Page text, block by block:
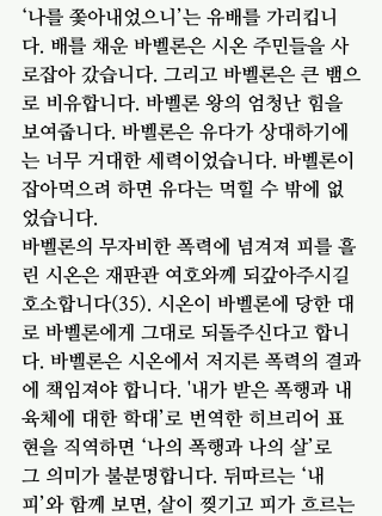
‘나를 쫓아내었으니’는 유배를 가리킵니
다. 배를 채운 바벨론은 시온 주민들을 사
로잡아 갔습니다. 그리고 바벨론은 큰 뱀으
로 비유합니다. 바벨론 왕의 엄청난 힘을
보여줍니다. 바벨론은 유다가 상대하기에
는 너무 거대한 세력이었습니다. 바벨론이
잡아먹으려 하면 유다는 먹힐 수 밖에 없
었습니다.
바벨론의 무자비한 폭력에 넘겨져 피를 흘
린 시온은 재판관 여호와께 되갚아주시길
호소합니다(35). 시온이 바벨론에 당한 대
로 바벨론에게 그대로 되돌주신다고 합니
다. 바벨론은 시온에서 저지른 폭력의 결과
에 책임져야 합니다. '내가 받은 폭행과 내
육체에 대한 학대’로 번역한 히브리어 표
현을 직역하면 ‘나의 폭행과 나의 살’로
그 의미가 불분명합니다. 뒤따르는 ‘내
피’와 함께 보면, 살이 찢기고 피가 흐르는